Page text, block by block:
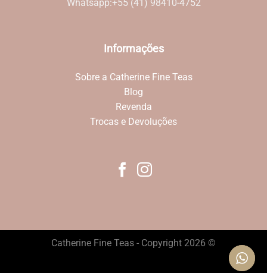
Whatsapp:+55 (41) 98410-4752
Informações
Sobre a Catherine Fine Teas
Blog
Revenda
Trocas e Devoluções
Catherine Fine Teas - Copyright 2026 ©